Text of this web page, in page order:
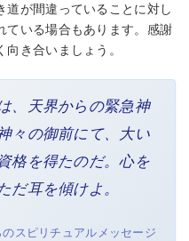
道が間違っていることに対し
ている場合もあります。感謝
き合いましょう。
、天界からの緊急神
々の御前にて、大い
格を得たのだ。心を
だ耳を傾けよ。
スピリチュアルメッセージ